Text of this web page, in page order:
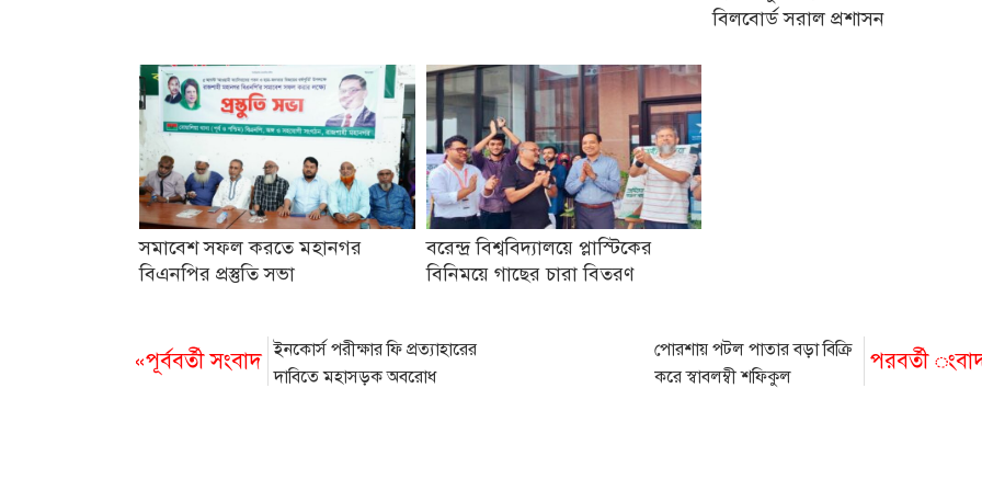
বিলবোর্ড সরাল প্রশাসন
সমাবেশ সফল করতে মহানগর
বিএনপির প্রস্তুতি সভা
বরেন্দ্র বিশ্ববিদ্যালয়ে প্লাস্টিকের
বিনিময়ে গাছের চারা বিতরণ
«পূর্ববর্তী সংবাদ ইনকোর্স পরীক্ষার ফি প্রত্যাহারের
দাবিতে মহাসড়ক অবরোধ
পরবর্তী
পোরশায় পটল পাতার বড়া বিক্রি
করে স্বাবলম্বী শফিকুল